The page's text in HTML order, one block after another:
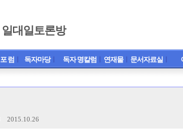
일대일토론방
포 럼 독자마당ㅣ 독자 명칼럼 연재물ㅣ 문서자료실
2015.10.26